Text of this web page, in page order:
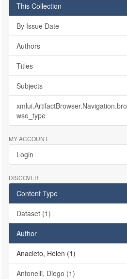
This Collection
By Issue Date
Authors
Titles
Subjects
xmlui.ArtifactBrowser.Navigation.bro
wse_type
MY ACCOUNT
Login
DISCOVER
Content Type
Dataset (1)
Author
Anacleto, Helen (1)
Antonelli, Diego (1)